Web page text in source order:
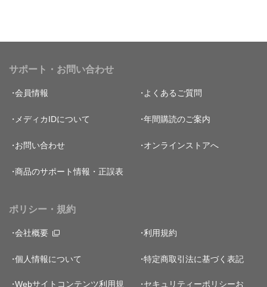
サポート・お問い合わせ
会員情報 よくあるご質問
メディカIDについて 年間購読のご案内
お問い合わせ オンラインストアへ
商品のサポート情報・正誤表
ポリシー・規約
会社概要 利用規約
個人情報について 特定商取引法に基づく表記
Webサイトコンテンツ利用規 セキュリティーポリシーお